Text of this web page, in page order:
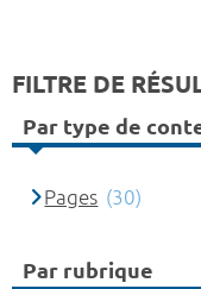
FILTRE DE
Par type de
Pages (30)
Par rubrique